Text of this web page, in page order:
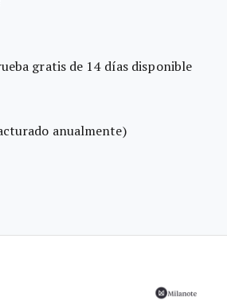
gratis de 14 días disponible
anualmente)